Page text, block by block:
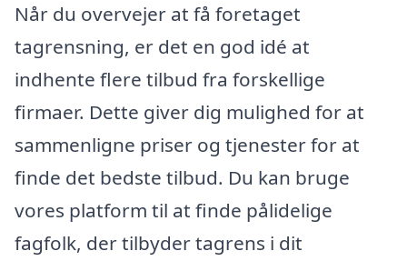
Når du overvejer at få foretaget
tagrensning, er det en god idé at
indhente flere tilbud fra forskellige
firmaer. Dette giver dig mulighed for at
sammenligne priser og tjenester for at
finde det bedste tilbud. Du kan bruge
vores platform til at finde pålidelige
fagfolk, der tilbyder tagrens i dit